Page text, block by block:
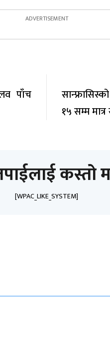
पाँच
१५ सम्म
कस्तो
[WPAC_LIKE_SYSTEM]